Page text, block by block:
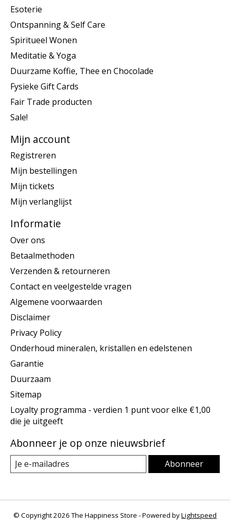
Esoterie
Ontspanning & Self Care
Spiritueel Wonen
Meditatie & Yoga
Duurzame Koffie, Thee en Chocolade
Fysieke Gift Cards
Fair Trade producten
Sale!
Mijn account
Registreren
Mijn bestellingen
Mijn tickets
Mijn verlanglijst
Informatie
Over ons
Betaalmethoden
Verzenden & retourneren
Contact en veelgestelde vragen
Algemene voorwaarden
Disclaimer
Privacy Policy
Onderhoud mineralen, kristallen en edelstenen
Garantie
Duurzaam
Sitemap
Loyalty programma - verdien 1 punt voor elke €1,00
die je uitgeeft
Abonneer je op onze nieuwsbrief
Abonneer
© Copyright 2026 The Happiness Store - Powered byLightspeed